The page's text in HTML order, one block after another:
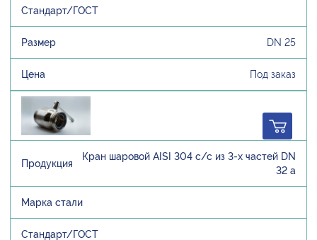
DN 25
Под заказ
Кран шаровой AISI 304 с/с из 3-х частей DN
32 а